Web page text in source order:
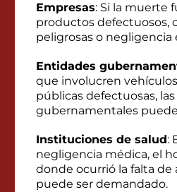
Empresas: Si la muerte
productos defectuosos,
peligrosas o negligencia
Entidades
que involucren
públicas defectuosas,
gubernamentales
Instituciones de salud:
negligencia médica, el
donde ocurrió la falta de
puede ser demandado.